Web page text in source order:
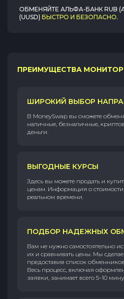
ОБМЕНЯЙТЕ АЛЬФА-БАНК RUB
(UUSD) БЫСТРО И БЕЗОПАСНО.
ПРЕИМУЩЕСТВА
ШИРОКИЙ ВЫБОР
В MoneySwap вы сможете
наличные, безналичные,
деньги.
ВЫГОДНЫЕ КУРСЫ
Здесь вы можете продать и
ценам. Информация о
реальном времени.
ПОДБОР НАДЕЖНЫХ
Вам не нужно самостоятельно
их и сравнивать цены. Мы
предоставив список
Весь процесс, включая
заявки, занимает всего 5–10